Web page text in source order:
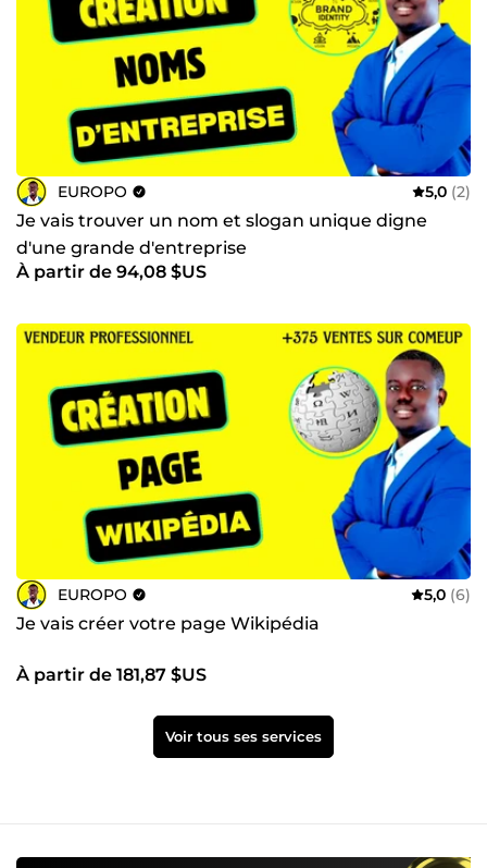
EUROPO 5,0 (2)
Je vais trouver un nom et slogan unique digne
d'une grande d'entreprise
À partir de 94,08 $US
EUROPO 5,0 (6)
Je vais créer votre page Wikipédia
À partir de 181,87 $US
Voir tous ses services